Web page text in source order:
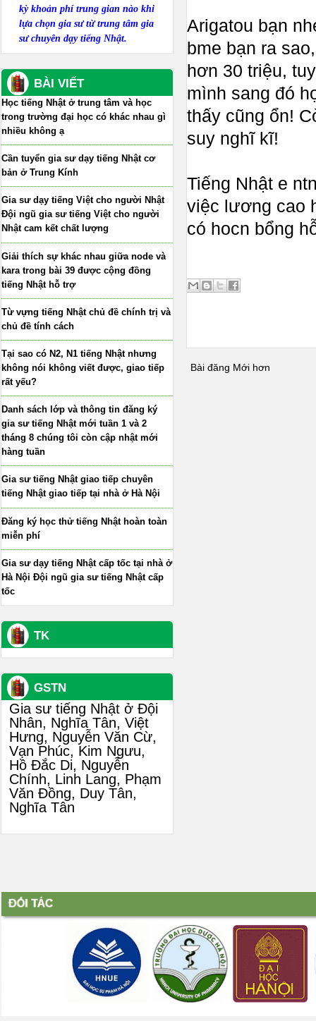
Arigatou bạn
bme bạn ra
hơn 30 triệu,
mình sang đó
thấy cũng ổn!
suy nghĩ kĩ!
Tiếng Nhật e
việc lương cao
có hocn bổng
Bài đăng Mới hơn
kỳ khoản phí trung gian nào khi
lựa chọn gia sư từ trung tâm gia
sư chuyên dạy tiếng Nhật.
BÀI VIẾT
Học tiếng Nhật ở trung tâm và học
trong trường đại học có khác nhau gì
nhiều không ạ
Cần tuyển gia sư dạy tiếng Nhật cơ
bản ở Trung Kính
Gia sư dạy tiếng Việt cho người Nhật
Đội ngũ gia sư tiếng Việt cho người
Nhật cam kết chất lượng
Giải thích sự khác nhau giữa node và
kara trong bài 39 được cộng đồng
tiếng Nhật hỗ trợ
Từ vựng tiếng Nhật chủ đề chính trị và
chủ đề tính cách
Tại sao có N2, N1 tiếng Nhật nhưng
không nói không viết được, giao tiếp
rất yếu?
Danh sách lớp và thông tin đăng ký
gia sư tiếng Nhật mới tuần 1 và 2
tháng 8 chúng tôi còn cập nhật mới
hàng tuần
Gia sư tiếng Nhật giao tiếp chuyên
tiếng Nhật giao tiếp tại nhà ở Hà Nội
Đăng ký học thử tiếng Nhật hoàn toàn
miễn phí
Gia sư dạy tiếng Nhật cấp tốc tại nhà ở
Hà Nội Đội ngũ gia sư tiếng Nhật cấp
tốc
TK
GSTN
Gia sư tiếng Nhật ở Đội
Nhân, Nghĩa Tân, Việt
Hưng, Nguyễn Văn Cừ,
Vạn Phúc, Kim Ngưu,
Hồ Đắc Di, Nguyễn
Chính, Linh Lang, Phạm
Văn Đồng, Duy Tân,
Nghĩa Tân